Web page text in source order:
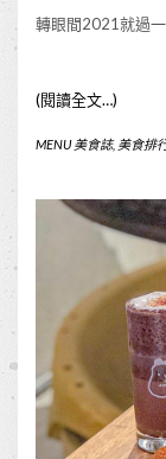
轉眼間2021就過
(閱讀全文…)
MENU 美食誌, 美食排